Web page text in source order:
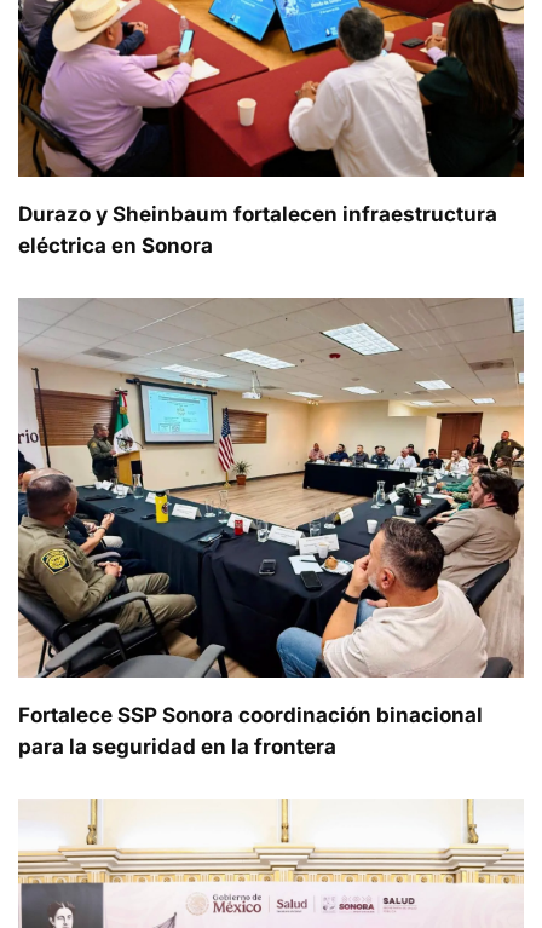
Durazo y Sheinbaum fortalecen infraestructura
eléctrica en Sonora
Fortalece SSP Sonora coordinación binacional
para la seguridad en la frontera